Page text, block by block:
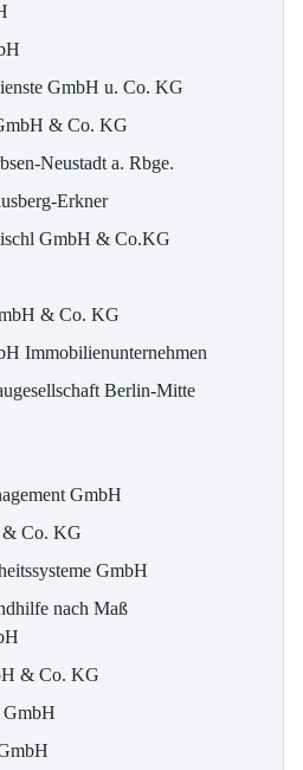
GmbH u. Co. KG
& Co. KG
Neustadt a. Rbge.
Erkner
GmbH & Co.KG
& Co. KG
Immobilienunternehmen
Berlin-Mitte
GmbH
& Co. KG
GmbH
nach Maß
& Co. KG
GmbH